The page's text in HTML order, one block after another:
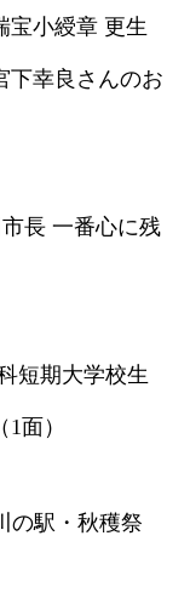
宝小綬章 更生
下幸良さんのお
長 一番心に残
短期大学校生
面）
の駅・秋穫祭